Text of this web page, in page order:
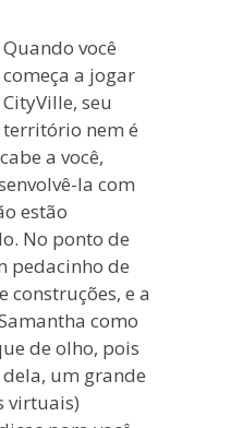
Quando você
começa a jogar
CityVille, seu
território nem é
a você,
la com
estão
No ponto de
pedacinho de
construções, e a
como
de olho, pois
um grande
virtuais)